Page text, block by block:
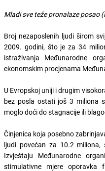
Mladi sve teže pronalaze posao
Broj nezaposlenih ljudi širom
2009. godini, što je za 34
istraživanja Međunarodne
ekonomskim procjenama
U Evropskoj uniji i drugim
bez posla ostati još 3 miliona
moglo doći do stagnacije ili
Činjenica koja posebno
ljudi povećan za 10.2
Izvještaju Međunarodne
stimulativne mjere oporavka